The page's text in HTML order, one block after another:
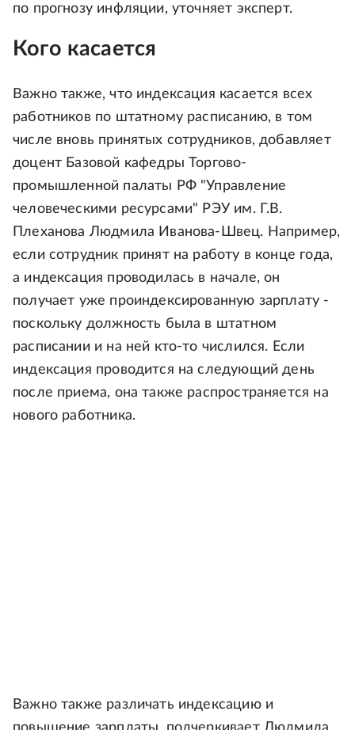
по прогнозу инфляции, уточняет эксперт.
Кого касается
Важно также, что индексация касается всех
работников по штатному расписанию, в том
числе вновь принятых сотрудников, добавляет
доцент Базовой кафедры Торгово-
промышленной палаты РФ "Управление
человеческими ресурсами" РЭУ им. Г.В.
Плеханова Людмила Иванова-Швец. Например,
если сотрудник принят на работу в конце года,
а индексация проводилась в начале, он
получает уже проиндексированную зарплату -
поскольку должность была в штатном
расписании и на ней кто-то числился. Если
индексация проводится на следующий день
после приема, она также распространяется на
нового работника.
Важно также различать индексацию и